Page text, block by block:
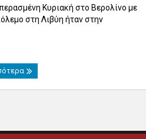
Κυριακή στο Βερολίνο με
στη Λιβύη ήταν στην